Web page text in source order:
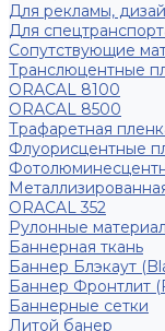
Для рекламы,
Для
Сопутствующие
Транслюцентные
ORACAL 8100
ORACAL 8500
Трафаретная
Флуорисцентные
ORACAL 352
Рулонные
Баннерная ткань
Баннер Блэкаут
Баннер Фронтлит
Баннерные сетки
Литой банер